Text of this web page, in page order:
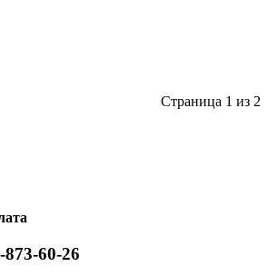
Страница 1 из 2
60-26